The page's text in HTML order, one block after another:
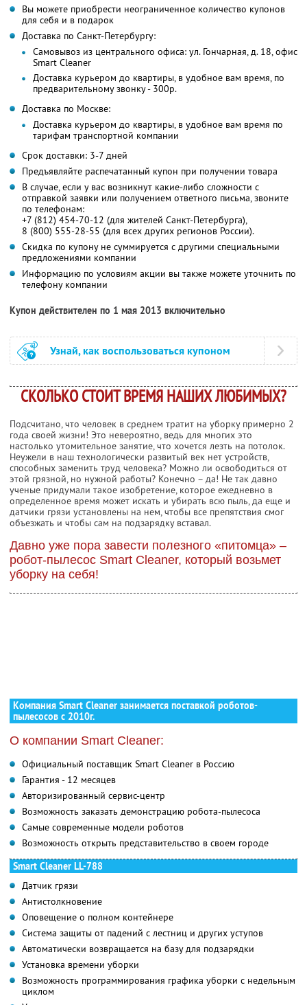
Вы можете приобрести неограниченное количество купонов
для себя и в подарок
Доставка по Санкт-Петербургу:
Самовывоз из центрального офиса: ул. Гончарная, д. 18, офис
Smart Cleaner
Доставка курьером до квартиры, в удобное вам время, по
предварительному звонку - 300р.
Доставка по Москве:
Доставка курьером до квартиры, в удобное вам время по
тарифам транспортной компании
Срок доставки: 3-7 дней
Предъявляйте распечатанный купон при получении товара
В случае, если у вас возникнут какие-либо сложности с
отправкой заявки или получением ответного письма, звоните
по телефонам:
+7 (812) 454-70-12 (для жителей Санкт-Петербурга),
8 (800) 555-28-55 (для всех других регионов России).
Скидка по купону не суммируется с другими специальными
предложениями компании
Информацию по условиям акции вы также можете уточнить по
телефону компании
Купон действителен по 1 мая 2013 включительно
Узнай, как воспользоваться купоном
СКОЛЬКО СТОИТ ВРЕМЯ НАШИХ ЛЮБИМЫХ?
Подсчитано, что человек в среднем тратит на уборку примерно 2
года своей жизни! Это невероятно, ведь для многих это
настолько утомительное занятие, что хочется лезть на потолок.
Неужели в наш технологически развитый век нет устройств,
способных заменить труд человека? Можно ли освободиться от
этой грязной, но нужной работы? Конечно – да! Не так давно
ученые придумали такое изобретение, которое ежедневно в
определенное время может искать и убирать всю пыль, да еще и
датчики грязи установлены на нем, чтобы все препятствия смог
объезжать и чтобы сам на подзарядку вставал.
Давно уже пора завести полезного «питомца» –
робот-пылесос Smart Cleaner, который возьмет
уборку на себя!
Компания Smart Cleaner занимается поставкой роботов-
пылесосов с 2010г.
О компании Smart Cleaner:
Официальный поставщик Smart Cleaner в Россию
Гарантия - 12 месяцев
Авторизированный сервис-центр
Возможность заказать демонстрацию робота-пылесоса
Самые современные модели роботов
Возможность открыть представительство в своем городе
Smart Cleaner LL-788
Датчик грязи
Антистолкновение
Оповещение о полном контейнере
Система защиты от падений с лестниц и других уступов
Автоматически возвращается на базу для подзарядки
Установка времени уборки
Возможность программирования графика уборки с недельным
циклом